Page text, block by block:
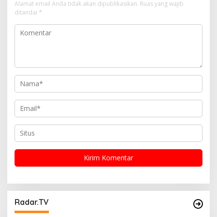
i
p
o
Alamat email Anda tidak akan dipublikasikan. Ruas yang wajib
ditandai *
Radar.TV